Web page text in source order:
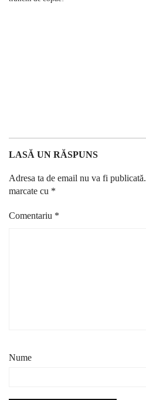
LASĂ UN RĂSPUNS
Adresa ta de email nu va fi publicată.
marcate cu *
Comentariu *
Nume